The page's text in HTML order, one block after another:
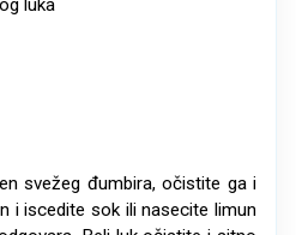
luka
svežeg đumbira, očistite ga i
i iscedite sok ili nasecite limun